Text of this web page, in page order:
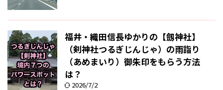
福井・織田信長ゆかりの【劔神社】
（剣神社つるぎじんじゃ）の雨詣り
（あめまいり）御朱印をもらう方法
は？
2026/7/2